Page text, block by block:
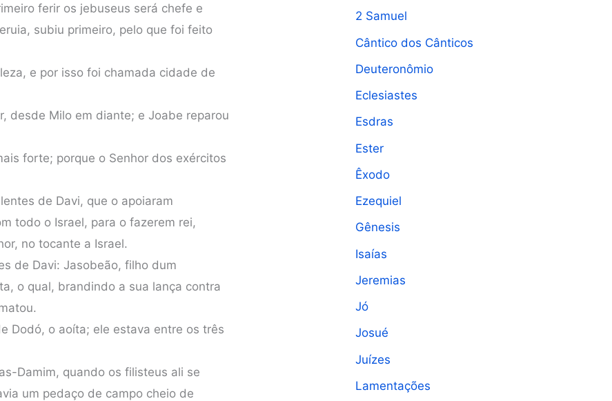
ferir os jebuseus será chefe e
subiu primeiro, pelo que foi feito
e por isso foi chamada cidade de
desde Milo em diante; e Joabe reparou
forte; porque o Senhor dos exércitos
de Davi, que o apoiaram
todo o Israel, para o fazerem rei,
no tocante a Israel.
de Davi: Jasobeão, filho dum
o qual, brandindo a sua lança contra
Dodó, o aoíta; ele estava entre os três
Damim, quando os filisteus ali se
um pedaço de campo cheio de
2 Samuel
Cântico dos Cânticos
Deuteronômio
Eclesiastes
Esdras
Ester
Êxodo
Ezequiel
Gênesis
Isaías
Jeremias
Jó
Josué
Juízes
Lamentações